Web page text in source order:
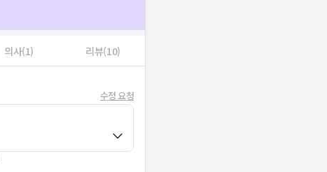
의사(1) 리뷰(10)
수정 요청